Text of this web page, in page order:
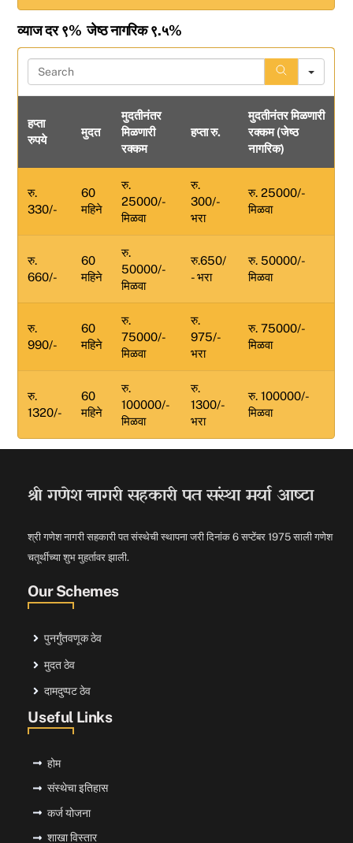
व्याज दर ९% जेष्ठ नागरिक ९.५%
e
a
r
हप्ता
रुपये
मुदत
मुदतीनंतर
मिळणारी
रक्कम
हप्ता रु.
मुदतीनंतर मिळणारी
रक्कम (जेष्ठ
नागरिक)
रु.
330/-
60
महिने
रु.
25000/-
मिळवा
रु.
300/-
भरा
रु. 25000/-
मिळवा
रु.
660/-
60
महिने
रु.
50000/-
मिळवा
रु.650/
- भरा
रु. 50000/-
मिळवा
रु.
990/-
60
महिने
रु.
75000/-
मिळवा
रु.
975/-
भरा
रु. 75000/-
मिळवा
रु.
1320/-
60
महिने
रु.
100000/-
मिळवा
रु.
1300/-
भरा
रु. 100000/-
मिळवा
श्री गणेश नागरी सहकारी पत संस्था मर्या आष्टा
श्री गणेश नागरी सहकारी पत संस्थेची स्थापना जरी दिनांक 6 सप्टेंबर 1975 साली गणेश
चतूर्थीच्या शुभ मुहर्तावर झाली.
Our Schemes
पुनर्गुंतवणूक ठेव
मुदत ठेव
दामदुप्पट ठेव
Useful Links
होम
संस्थेचा इतिहास
कर्ज योजना
शाखा विस्तार